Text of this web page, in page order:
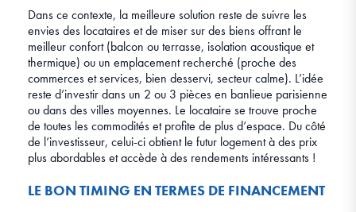
Dans ce contexte, la meilleure solution reste de suivre les
envies des locataires et de miser sur des biens offrant le
meilleur confort (balcon ou terrasse, isolation acoustique et
thermique) ou un emplacement recherché (proche des
commerces et services, bien desservi, secteur calme). L’idée
reste d’investir dans un 2 ou 3 pièces en banlieue parisienne
ou dans des villes moyennes. Le locataire se trouve proche
de toutes les commodités et profite de plus d’espace. Du côté
de l’investisseur, celui-ci obtient le futur logement à des prix
plus abordables et accède à des rendements intéressants !
LE BON TIMING EN TERMES DE FINANCEMENT